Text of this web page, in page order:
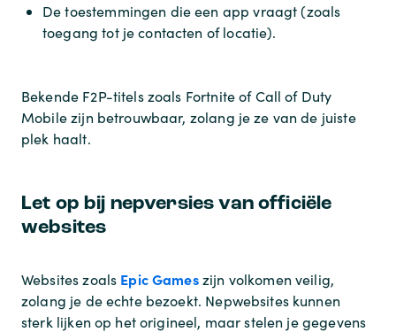
De toestemmingen die een app vraagt (zoals
toegang tot je contacten of locatie).
Bekende F2P-titels zoals Fortnite of Call of Duty
Mobile zijn betrouwbaar, zolang je ze van de juiste
plek haalt.
Let op bij nepversies van officiële
websites
Websites zoals Epic Gameszijn volkomen veilig,
zolang je de echte bezoekt. Nepwebsites kunnen
sterk lijken op het origineel, maar stelen je gegevens